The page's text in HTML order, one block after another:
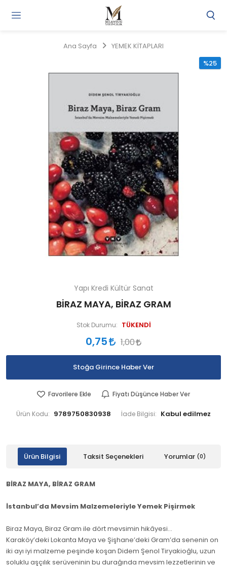
Ana Sayfa YEMEK KİTAPLARI
%25
Yapı Kredi Kültür Sanat
BİRAZ MAYA, BİRAZ GRAM
Stok Durumu: TÜKENDİ
0,75 1,00
Stoğa Girince Haber Ver
Favorilere Ekle Fiyatı Düşünce Haber Ver
Ürün Kodu: 9789750830938 İade Bilgisi:
Ürün Bilgisi Taksit Seçenekleri Yorumlar (0)
BİRAZ MAYA, BİRAZ GRAM
İstanbul’da Mevsim Malzemeleriyle Yemek Pişirmek
Biraz Maya, Biraz Gram ile dört mevsimin hikâyesi…
Karaköy’deki Lokanta Maya ve Şişhane’deki Gram’da senenin on
iki ayı iyi malzeme peşinde koşan Didem Şenol Tiryakioğlu, uzun
soluklu aşçılık serüveninin bu durağında mevsim lezzetlerinin ve